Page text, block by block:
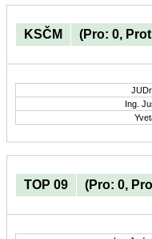
KSČM (Pro: 0,
Ing.
TOP 09 (Pro: 0,